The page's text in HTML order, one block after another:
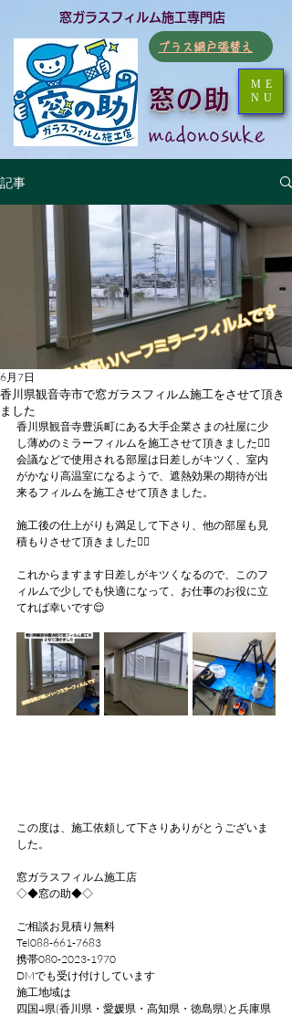
窓の助
​窓ガラスフィルム施工専門店
​madonosuke
​プラス網戸張替え
ME
NU
記事
香川県観音寺市で窓ガラスフィルム施工をさせて頂き
ました
6月7日
香川県観音寺豊浜町にある大手企業さまの社屋に少
し薄めのミラーフィルムを施工させて頂きました🙇‍♂
会議などで使用される部屋は日差しがキツく、室内
がかなり高温室になるようで、遮熱効果の期待が出
来るフィルムを施工させて頂きました。
施工後の仕上がりも満足して下さり、他の部屋も見
積もりさせて頂きました🙇‍♂
これからますます日差しがキツくなるので、このフ
ィルムで少しでも快適になって、お仕事のお役に立
てれば幸いです😌
この度は、施工依頼して下さりありがとうございま
した。
窓ガラスフィルム施工店
◇◆窓の助◆◇
ご相談お見積り無料
Tel088-661-7683
携帯080-2023-1970
DMでも受け付けしています
施工地域は
四国4県(香川県・愛媛県・高知県・徳島県)と兵庫県